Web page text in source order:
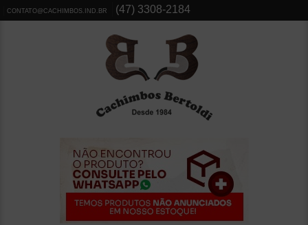
CONTATO@CACHIMBOS.IND.BR (47) 3308-2184